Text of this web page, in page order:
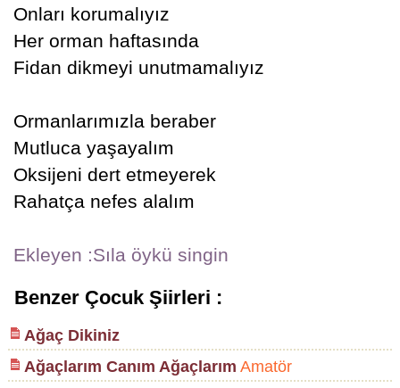
Onları korumalıyız
Her orman haftasında
Fidan dikmeyi unutmamalıyız
Ormanlarımızla beraber
Mutluca yaşayalım
Oksijeni dert etmeyerek
Rahatça nefes alalım
Ekleyen :Sıla öykü singin
Benzer Çocuk Şiirleri :
Ağaç Dikiniz
Ağaçlarım Canım Ağaçlarım Amatör